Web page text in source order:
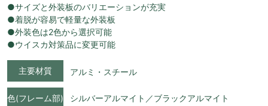
●サイズと外装板のバリエーションが充実
●着脱が容易で軽量な外装板
●外装色は2色から選択可能
●ウイスカ対策品に変更可能
主要材質 アルミ・スチール
色(フレーム部) シルバーアルマイト／ブラックアルマイト